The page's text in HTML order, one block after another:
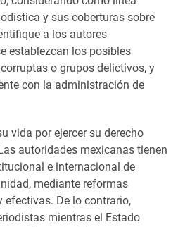
y sus coberturas sobre
a los autores
establezcan los posibles
o grupos delictivos, y
con la administración de
vida por ejercer su derecho
autoridades mexicanas tienen
e internacional de
mediante reformas
De lo contrario,
mientras el Estado